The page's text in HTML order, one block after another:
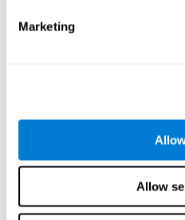
Marketing
Allow
Test de Concentración
completar la serie. Durante
orden de la presentación de
oportuno para reproducirlos
Test de programación
bola de un laberinto en el